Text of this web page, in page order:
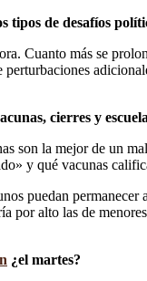
de desafíos
Cuanto más se
cierres y
son la mejor de un
y qué vacunas
puedan
por alto las de
¿el martes?